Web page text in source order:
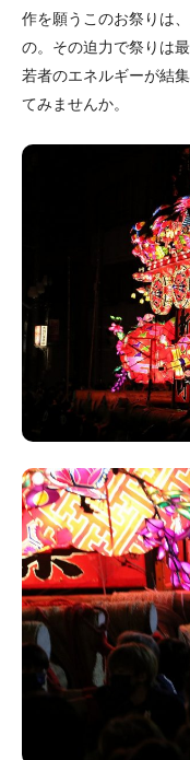
作を願うこのお祭りは
の。その迫力で祭りは
若者のエネルギーが結
てみませんか。